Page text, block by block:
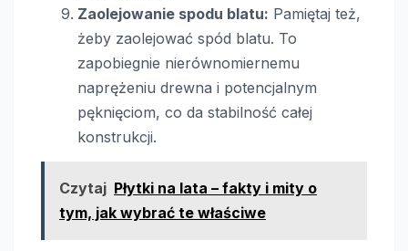
Zaolejowanie spodu blatu: Pamiętaj też,
żeby zaolejować spód blatu. To
zapobiegnie nierównomiernemu
naprężeniu drewna i potencjalnym
pęknięciom, co da stabilność całej
konstrukcji.
Czytaj Płytki na lata – fakty i mity o
tym, jak wybrać te właściwe